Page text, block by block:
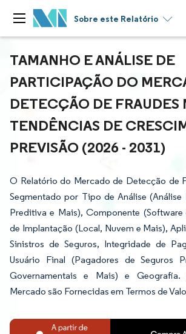
Sobre este Relatório
TAMANHO E ANÁLISE DE
PARTICIPAÇÃO DO
DETECÇÃO DE FRAUDES
TENDÊNCIAS DE
PREVISÃO (2026 - 2031)
O Relatório do Mercado de Detecção de
Segmentado por Tipo de Análise (Análise
Preditiva e Mais), Componente
de Implantação (Local, Nuvem e Mais),
Sinistros de Seguros, Integridade de
Usuário Final (Pagadores de Seguros
Governamentais e Mais) e
Mercado são Fornecidas em Termos de